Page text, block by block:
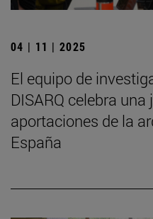
04 | 11 | 2025
El equipo de
DISARQ celebra
aportaciones de la
España